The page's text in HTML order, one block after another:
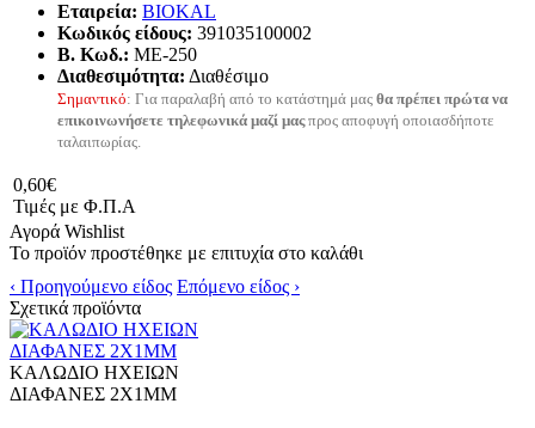
Εταιρεία: BIOKAL
Κωδικός είδους: 391035100002
B. Κωδ.: ME-250
Διαθεσιμότητα: Διαθέσιμο
Σημαντικό: Για παραλαβή από το κατάστημά μας θα πρέπει πρώτα να
επικοινωνήσετε τηλεφωνικά μαζί μαςπρος αποφυγή οποιασδήποτε
ταλαιπωρίας.
0,60€
Τιμές με Φ.Π.Α
Αγορά Wishlist
Το προϊόν προστέθηκε με επιτυχία στο καλάθι
‹ Προηγούμενο είδος Επόμενο είδος ›
Σχετικά προϊόντα
ΚΑΛΩΔΙΟ ΗΧΕΙΩΝ
ΔΙΑΦΑΝΕΣ 2Χ1ΜΜ